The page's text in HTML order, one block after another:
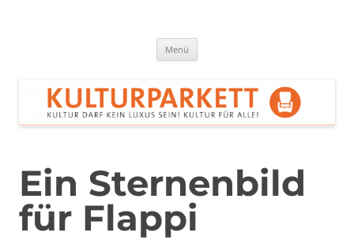
Menü
Ein Sternenbild
für Flappi